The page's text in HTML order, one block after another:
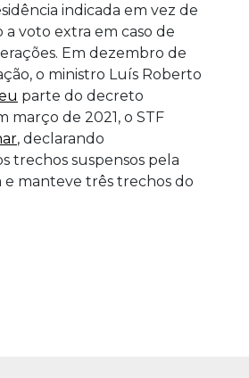
indicada em vez de
a voto extra em caso de
Em dezembro de
o ministro Luís Roberto
parte do decreto
março de 2021, o STF
, declarando
trechos suspensos pela
e manteve três trechos do